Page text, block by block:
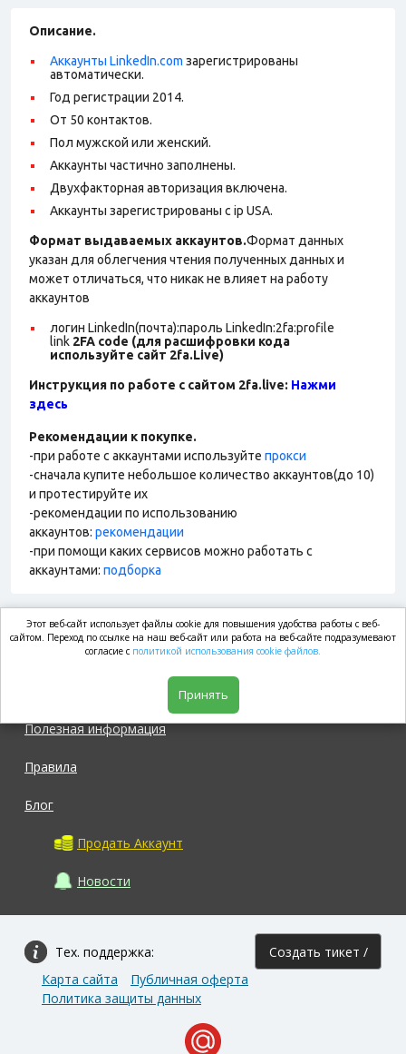
Описание.
Аккаунты LinkedIn.com зарегистрированы
автоматически.
Год регистрации 2014.
От 50 контактов.
Пол мужской или женский.
Аккаунты частично заполнены.
Двухфакторная авторизация включена.
Аккаунты зарегистрированы с ip USA.
Формат выдаваемых аккаунтов.Формат данных
указан для облегчения чтения полученных данных и
может отличаться, что никак не влияет на работу
аккаунтов
логин LinkedIn(почта):пароль LinkedIn:2fa:profile
link 2FA code (для расшифровки кода
используйте сайт 2fa.Live)
Инструкция по работе с сайтом 2fa.live: Нажми
здесь
Рекомендации к покупке.
-при работе с аккаунтами используйте прокси
-сначала купите небольшое количество аккаунтов(до 10)
и протестируйте их
-рекомендации по использованию
аккаунтов: рекомендации
-при помощи каких сервисов можно работать с
аккаунтами: подборка
market.com
Полезная информация
Правила
Блог
Продать Аккаунт
Новости
Тех. поддержка: Создать тикет /
Карта сайта
Публичная оферта
Политика защиты данных
Этот веб-сайт использует файлы cookie для повышения удобства работы с веб-
сайтом. Переход по ссылке на наш веб-сайт или работа на веб-сайте подразумевают
согласие с политикой использования cookie файлов.
Принять